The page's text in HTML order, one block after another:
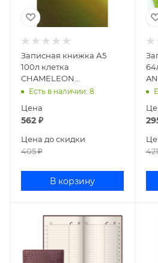
Записная книжка А5
100л клетка
CHAMELEON
Золотистый КЗХ51002578
Есть в наличии: 8
Цена
562 ₽
Цена до скидки
405₽
В корзину
421